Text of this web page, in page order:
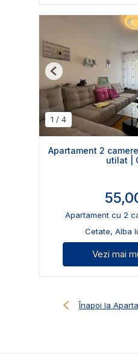
1 / 4
Previous
Apartament 2
utilat |
Apartament cu 2
Cetate, Alba
Vezi mai
Înapoi la